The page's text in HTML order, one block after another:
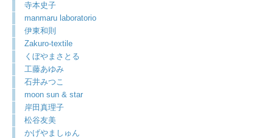
寺本史子
manmaru laboratorio
伊東和則
Zakuro-textile
くぼやまさとる
工藤あゆみ
石井みつこ
moon sun & star
岸田真理子
松谷友美
かげやましゅん